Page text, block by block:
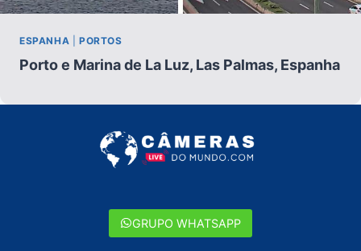
ESPANHA PORTOS
Porto e Marina de La Luz, Las Palmas, Espanha
GRUPO WHATSAPP